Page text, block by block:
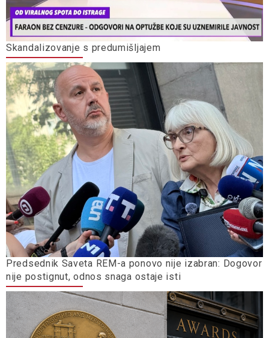
Skandalizovanje s predumišljajem
Predsednik Saveta REM-a ponovo nije izabran: Dogovor
nije postignut, odnos snaga ostaje isti